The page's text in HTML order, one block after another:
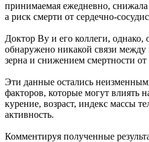
принимаемая ежедневно,
а риск смерти от сердечно-
Доктор Ву и его коллеги, однако,
обнаружено никакой связи между
зерна и снижением смертности от
Эти данные остались
факторов, которые могут влиять
курение, возраст, индекс массы
активность.
Комментируя полученные